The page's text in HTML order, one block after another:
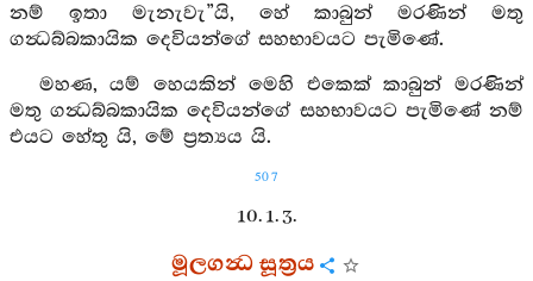
නම් ඉතා මැනැවැ”යි, හේ කාබුන් මරණින් මතු
ගන්‍ධබ්බකායික දෙවියන්ගේ සහභාවයට පැමිණේ.
මහණ, යම් හෙයකින් මෙහි එකෙක් කාබුන් මරණින්
මතු ගන්‍ධබ්බකායික දෙවියන්ගේ සහභාවයට පැමිණේ නම්
එයට හේතු යි, මේ ප්‍රත්‍යය යි.
507
10. 1. 3.
මූලගන්‍ධ සූත්‍රය